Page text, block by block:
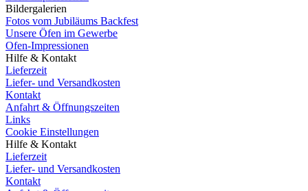
Bildergalerien
Fotos vom Jubiläums Backfest
Unsere Öfen im Gewerbe
Ofen-Impressionen
Hilfe & Kontakt
Lieferzeit
Liefer- und Versandkosten
Kontakt
Anfahrt & Öffnungszeiten
Links
Cookie Einstellungen
Hilfe & Kontakt
Lieferzeit
Liefer- und Versandkosten
Kontakt